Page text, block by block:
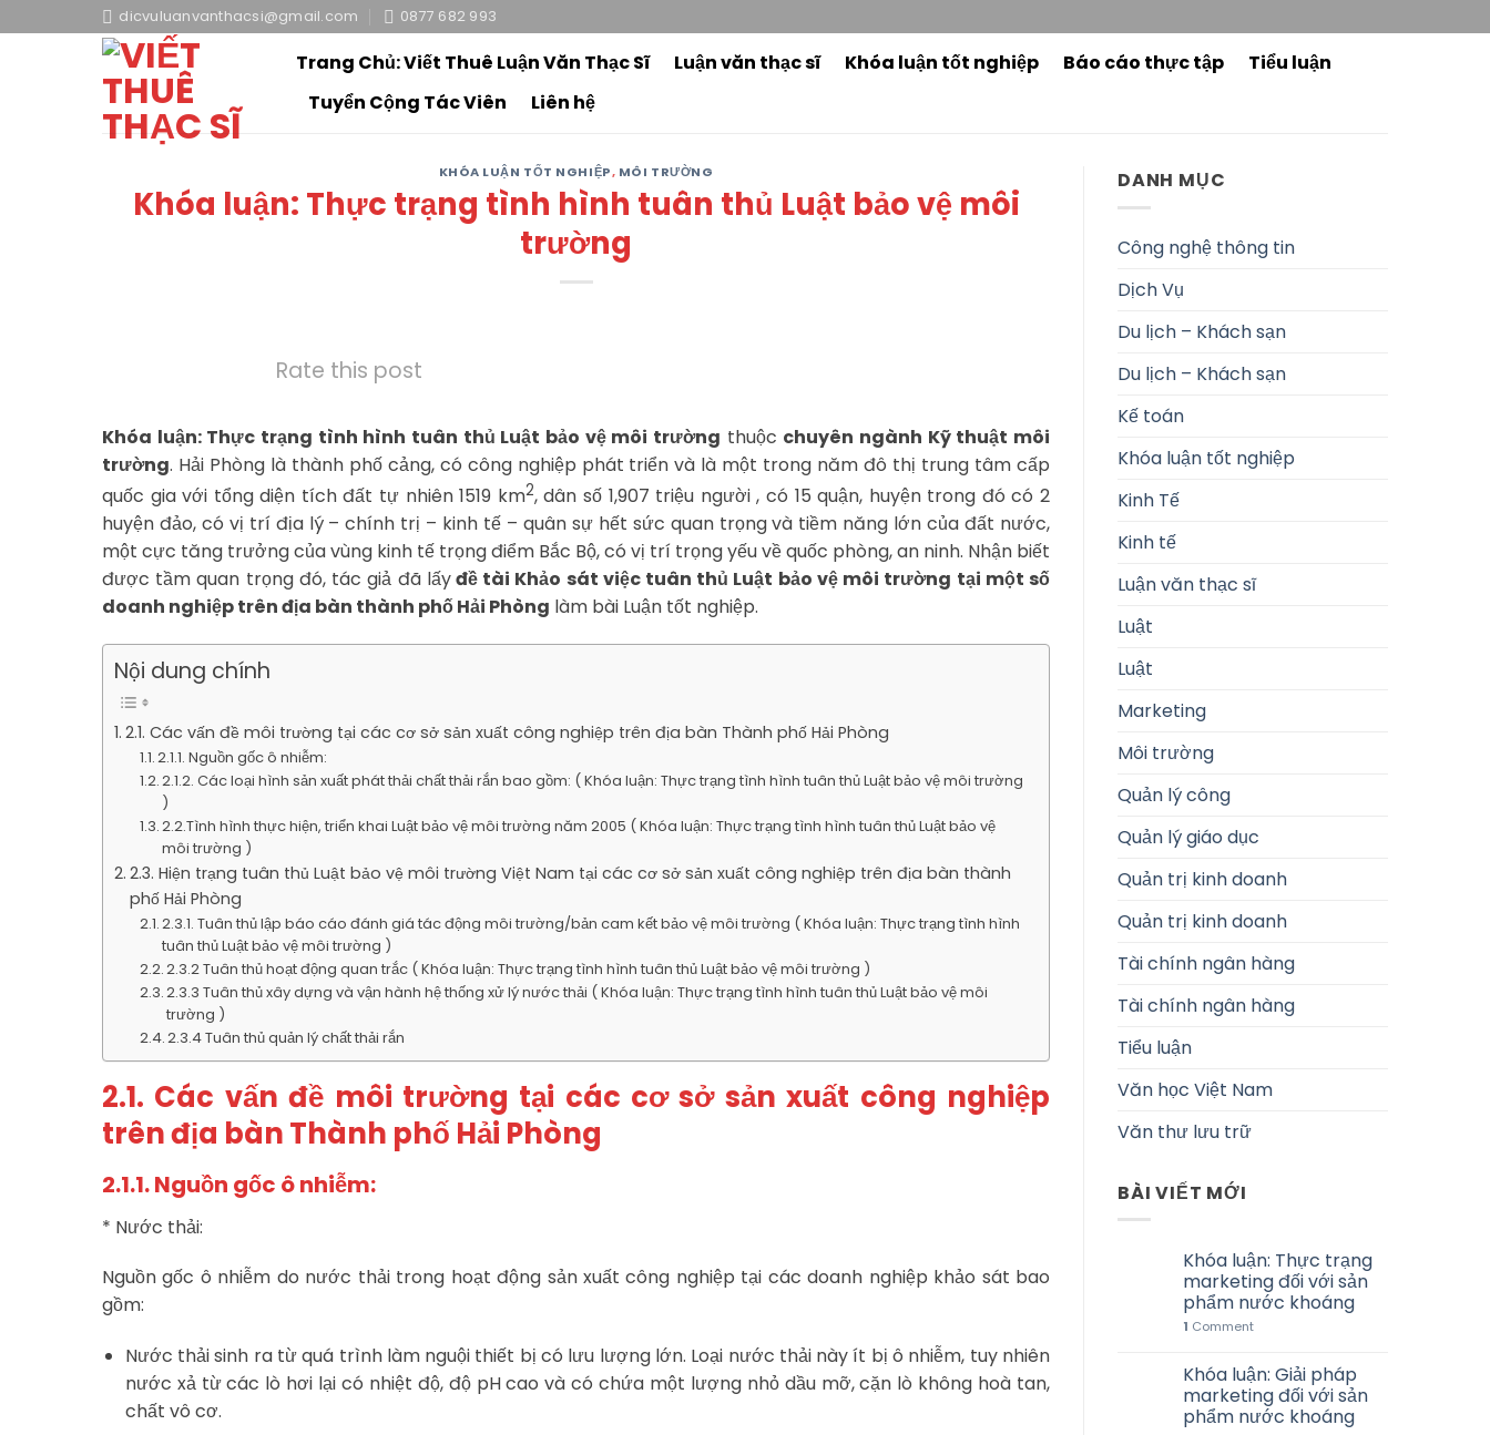
to
dicvuluanvanthacsi@gmail.com 0877 682 993
Trang Chủ: Viết Thuê Luận Văn Thạc Sĩ Luận văn thạc sĩ Khóa luận tốt nghiệp Báo cáo thực tập
Tiểu luận
Tuyển Cộng Tác Viên
Liên hệ
KHÓA LUẬN TỐT NGHIỆP, MÔI TRƯỜNG
Khóa luận: Thực trạng tình hình tuân thủ Luật bảo vệ môi
trường
Rate this post
Khóa luận: Thực trạng tình hình tuân thủ Luật bảo vệ môi trường thuộc chuyên ngành Kỹ thuật môi
trường. Hải Phòng là thành phố cảng, có công nghiệp phát triển và là một trong năm đô thị trung tâm cấp
quốc gia với tổng diện tích đất tự nhiên 1519 km2, dân số 1,907 triệu người , có 15 quận, huyện trong đó có 2
huyện đảo, có vị trí địa lý – chính trị – kinh tế – quân sự hết sức quan trọng và tiềm năng lớn của đất nước,
một cực tăng trưởng của vùng kinh tế trọng điểm Bắc Bộ, có vị trí trọng yếu về quốc phòng, an ninh. Nhận biết
được tầm quan trọng đó, tác giả đã lấyđề tài Khảo sát việc tuân thủ Luật bảo vệ môi trường tại một số
doanh nghiệp trên địa bàn thành phố Hải Phòng làm bài Luận tốt nghiệp.
Nội dung chính
2.1. Các vấn đề môi trường tại các cơ sở sản xuất công nghiệp trên địa bàn Thành phố Hải Phòng
2.1.1. Nguồn gốc ô nhiễm:
2.1.2. Các loại hình sản xuất phát thải chất thải rắn bao gồm: ( Khóa luận: Thực trạng tình hình tuân thủ Luật bảo vệ môi trường
)
2.2.Tình hình thực hiện, triển khai Luật bảo vệ môi trường năm 2005 ( Khóa luận: Thực trạng tình hình tuân thủ Luật bảo vệ
môi trường )
2.3. Hiện trạng tuân thủ Luật bảo vệ môi trường Việt Nam tại các cơ sở sản xuất công nghiệp trên địa bàn thành
phố Hải Phòng
2.3.1. Tuân thủ lập báo cáo đánh giá tác động môi trường/bản cam kết bảo vệ môi trường ( Khóa luận: Thực trạng tình hình
tuân thủ Luật bảo vệ môi trường )
2.3.2 Tuân thủ hoạt động quan trắc ( Khóa luận: Thực trạng tình hình tuân thủ Luật bảo vệ môi trường )
2.3.3 Tuân thủ xây dựng và vận hành hệ thống xử lý nước thải ( Khóa luận: Thực trạng tình hình tuân thủ Luật bảo vệ môi
trường )
2.3.4 Tuân thủ quản lý chất thải rắn
2.1. Các vấn đề môi trường tại các cơ sở sản xuất công nghiệp
trên địa bàn Thành phố Hải Phòng
2.1.1. Nguồn gốc ô nhiễm:
* Nước thải:
Nguồn gốc ô nhiễm do nước thải trong hoạt động sản xuất công nghiệp tại các doanh nghiệp khảo sát bao
gồm:
Nước thải sinh ra từ quá trình làm nguội thiết bị có lưu lượng lớn. Loại nước thải này ít bị ô nhiễm, tuy nhiên
nước xả từ các lò hơi lại có nhiệt độ, độ pH cao và có chứa một lượng nhỏ dầu mỡ, cặn lò không hoà tan,
chất vô cơ.
DANH MỤC
Công nghệ thông tin
Dịch Vụ
Du lịch – Khách sạn
Du lịch – Khách sạn
Kế toán
Khóa luận tốt nghiệp
Kinh Tế
Kinh tế
Luận văn thạc sĩ
Luật
Luật
Marketing
Môi trường
Quản lý công
Quản lý giáo dục
Quản trị kinh doanh
Quản trị kinh doanh
Tài chính ngân hàng
Tài chính ngân hàng
Tiểu luận
Văn học Việt Nam
Văn thư lưu trữ
BÀI VIẾT MỚI
Khóa luận: Thực trạng
marketing đối với sản
phẩm nước khoáng
1 Comment
Khóa luận: Giải pháp
marketing đối với sản
phẩm nước khoáng